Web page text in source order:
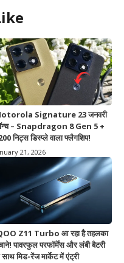
Signature 23 जनवरी
– Snapdragon 8 Gen 5 +
निट्स डिस्प्ले वाला फ्लैगशिप!
21, 2026
Z11 Turbo आ रहा है तहलका
पावरफुल परफॉर्मेंस और लंबी बैटरी
मिड-रेंज मार्केट में एंट्री